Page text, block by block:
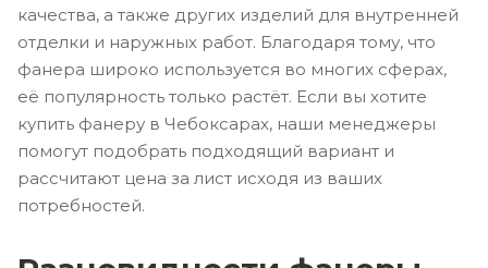
качества, а также других изделий для внутренней
отделки и наружных работ. Благодаря тому, что
фанера широко используется во многих сферах,
её популярность только растёт. Если вы хотите
купить фанеру в Чебоксарах, наши менеджеры
помогут подобрать подходящий вариант и
рассчитают цена за лист исходя из ваших
потребностей.